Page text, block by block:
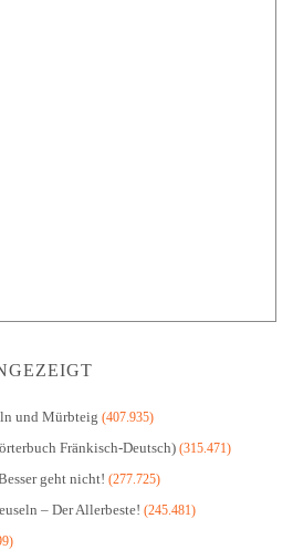
und Mürbteig (407.935)
Fränkisch-Deutsch) (315.471)
geht nicht! (277.725)
– Der Allerbeste! (245.481)